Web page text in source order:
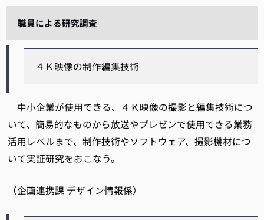
職員による研究調査
４Ｋ映像の制作編集技術
中小企業が使用できる、４Ｋ映像の撮影と編集技術につ
いて、簡易的なものから放送やプレゼンで使用できる業務
活用レベルまで、制作技術やソフトウェア、撮影機材につ
いて実証研究をおこなう。
（企画連携課 デザイン情報係）